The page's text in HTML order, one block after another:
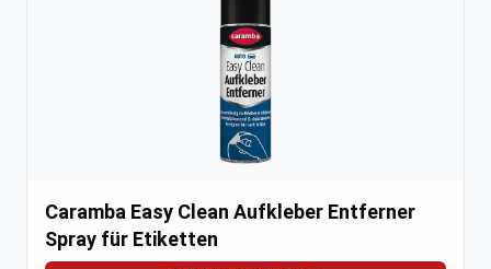
Caramba Easy Clean Aufkleber Entferner
Spray für Etiketten